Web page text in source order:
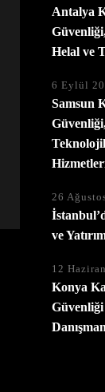
Antalya
Helal ve
6 Eylül
Samsun
26
ve
12
Konya